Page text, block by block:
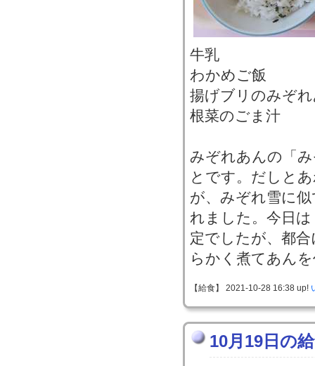
牛乳
わかめご飯
揚げブリのみぞ
根菜のごま汁
みぞれあんの「
とです。だしと
が、みぞれ雪に
れました。今日
定でしたが、都
らかく煮てあん
【給食】 2021-10-28 16:38 up!
10月19日の